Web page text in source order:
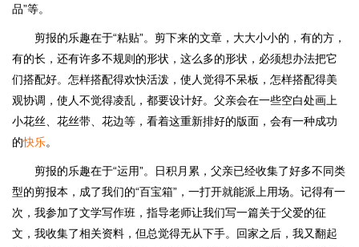
品”等。
剪报的乐趣在于“粘贴”。剪下来的文章，大大小小的，有的方，
有的长，还有许多不规则的形状，这么多的形状，必须想办法把它
们搭配好。怎样搭配得欢快活泼，使人觉得不呆板，怎样搭配得美
观协调，使人不觉得凌乱，都要设计好。父亲会在一些空白处画上
小花丝、花丝带、花边等，看着这重新排好的版面，会有一种成功
的快乐。
剪报的乐趣在于“运用”。日积月累，父亲已经收集了好多不同类
型的剪报本，成了我们的“百宝箱”，一打开就能派上用场。记得有一
次，我参加了文学写作班，指导老师让我们写一篇关于父爱的征
文，我收集了相关资料，但总觉得无从下手。回家之后，我又翻起